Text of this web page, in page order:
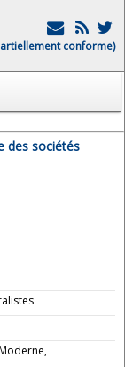
conforme)
des sociétés